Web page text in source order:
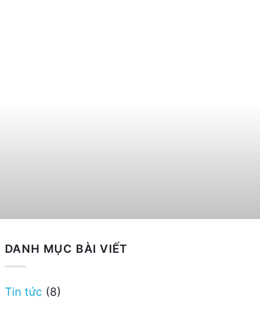
DANH MỤC BÀI VIẾT
Tin tức (8)